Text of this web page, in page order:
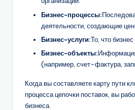
Бизнес-процессы:
деятельности, создающие
Бизнес-услуги:То, что
Бизнес-объекты:
(например, счет-фактура,
Когда вы составляете карту пути
процесса цепочки поставок, вы
бизнеса.